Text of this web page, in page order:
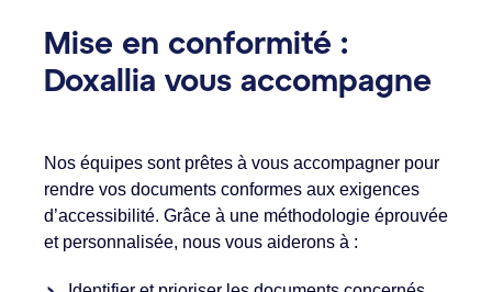
Mise en conformité :
Doxallia vous accompagne
Nos équipes sont prêtes à vous accompagner pour
rendre vos documents conformes aux exigences
d’accessibilité. Grâce à une méthodologie éprouvée
et personnalisée, nous vous aiderons à :